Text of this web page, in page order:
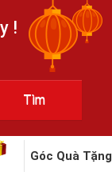
!
Góc Quà Tặng